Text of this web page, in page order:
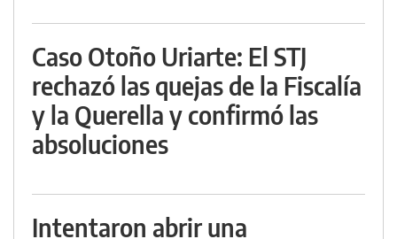
Caso Otoño Uriarte: El STJ
rechazó las quejas de la Fiscalía
y la Querella y confirmó las
absoluciones
Intentaron abrir una